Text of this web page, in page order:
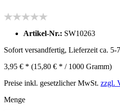
Artikel-Nr.: SW10263
Sofort versandfertig, Lieferzeit ca. 5-
3,95 € * (15,80 € * / 1000 Gramm)
Preise inkl. gesetzlicher MwSt. zzgl.
Menge